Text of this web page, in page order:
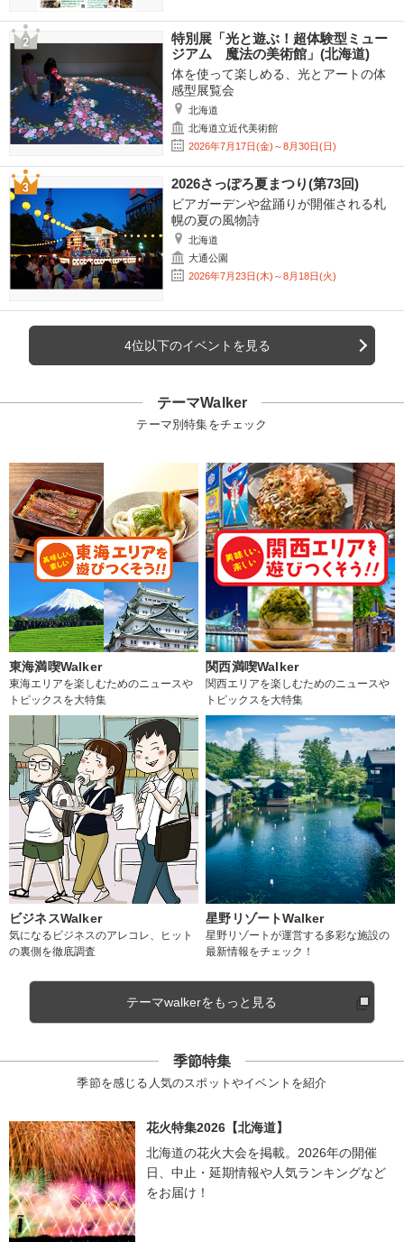
特別展「光と遊ぶ！超体験型ミュー
ジアム 魔法の美術館」(北海道)
体を使って楽しめる、光とアートの体
感型展覧会
北海道
北海道立近代美術館
2026年7月17日(金)～8月30日(日)
2026さっぽろ夏まつり(第73回)
ビアガーデンや盆踊りが開催される札
幌の夏の風物詩
北海道
大通公園
2026年7月23日(木)～8月18日(火)
4位以下のイベントを見る
テーマWalker
テーマ別特集をチェック
東海満喫Walker
東海エリアを楽しむためのニュースや
トピックスを大特集
関西満喫Walker
関西エリアを楽しむためのニュースや
トピックスを大特集
ビジネスWalker
気になるビジネスのアレコレ、ヒット
の裏側を徹底調査
星野リゾートWalker
星野リゾートが運営する多彩な施設の
最新情報をチェック！
テーマwalkerをもっと見る
季節特集
季節を感じる人気のスポットやイベントを紹介
花火特集2026【北海道】
北海道の花火大会を掲載。2026年の開催
日、中止・延期情報や人気ランキングなど
をお届け！